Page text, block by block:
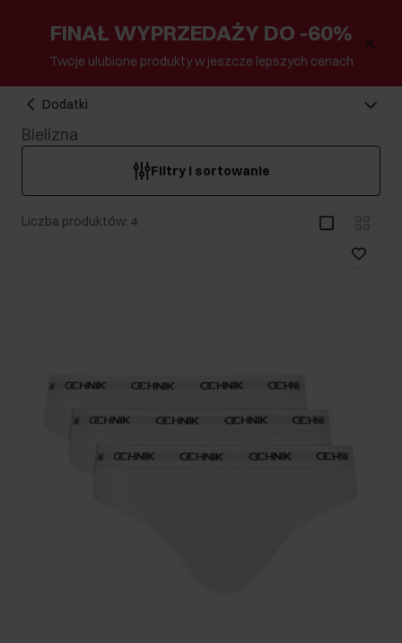
FINAŁ WYPRZEDAŻY DO -60%
Twoje ulubione produkty w jeszcze lepszych cenach
Dodatki
Bielizna
Filtry i sortowanie
Liczba produktów: 4